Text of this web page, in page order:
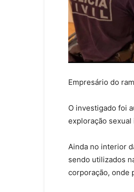
Empresário do
O investigado foi
exploração sexual
Ainda no interior
sendo utilizados
corporação, onde